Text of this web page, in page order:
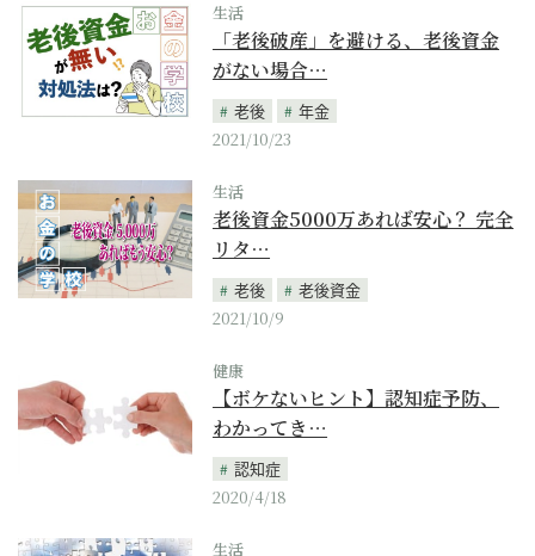
生活
「老後破産」を避ける、老後資金
がない場合…
老後
年金
2021/10/23
生活
老後資金5000万あれば安心？ 完全
リタ…
老後
老後資金
2021/10/9
健康
【ボケないヒント】認知症予防、
わかってき…
認知症
2020/4/18
生活